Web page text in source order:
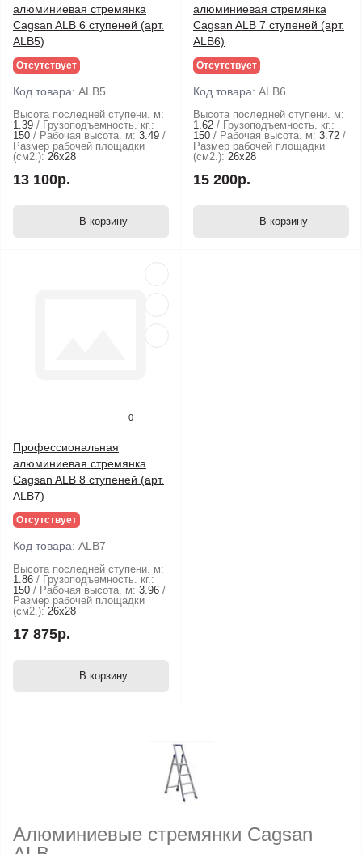
алюминиевая стремянка
Cagsan ALB 6 ступеней (арт.
ALB5)
Отсутствует
Код товара: ALB5
Высота последней ступени. м:
1.39
Грузоподъемность. кг.:
150
Рабочая высота. м: 3.49
Размер рабочей площадки
(см2.): 26х28
13 100р.
В корзину
алюминиевая стремянка
Cagsan ALB 7 ступеней (арт.
ALB6)
Отсутствует
Код товара: ALB6
Высота последней ступени. м:
1.62
Грузоподъемность. кг.:
150
Рабочая высота. м: 3.72
Размер рабочей площадки
(см2.): 26х28
15 200р.
В корзину
0
Профессиональная
алюминиевая стремянка
Cagsan ALB 8 ступеней (арт.
ALB7)
Отсутствует
Код товара: ALB7
Высота последней ступени. м:
1.86
Грузоподъемность. кг.:
150
Рабочая высота. м: 3.96
Размер рабочей площадки
(см2.): 26х28
17 875р.
В корзину
Алюминиевые стремянки Cagsan